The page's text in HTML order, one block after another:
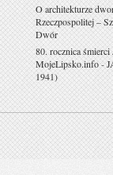
O architekturze
Rzeczpospolitej –
Dwór
80. rocznica
MojeLipsko.info-
1941)